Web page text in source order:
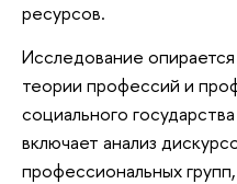
ресурсов.
Исследование
теории профессий и
социального
включает анализ
профессиональных